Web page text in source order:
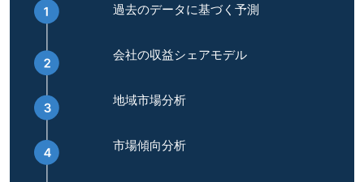
過去のデータに基づく予測
会社の収益シェアモデル
地域市場分析
市場傾向分析